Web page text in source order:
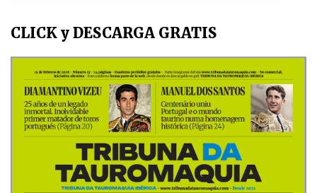
CLICK y DESCARGA GRATIS